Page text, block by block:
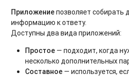
Приложениепозволяет собирать
информацию к ответу.
Доступны два вида приложений:
Простое — подходит, когда
несколько дополнительных
Составное — используется,